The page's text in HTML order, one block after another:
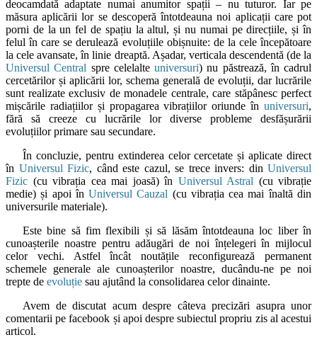
deocamdată adaptate numai anumitor spații – nu tuturor. Iar pe
măsura aplicării lor se descoperă întotdeauna noi aplicații care pot
porni de la un fel de spațiu la altul, și nu numai pe direcțiile, și în
felul în care se derulează evoluțiile obișnuite: de la cele începătoare
la cele avansate, în linie dreaptă. Așadar, verticala descendentă (de la
Universul Central spre celelalte universuri) nu păstrează, în cadrul
cercetărilor și aplicării lor, schema generală de evoluții, dar lucrările
sunt realizate exclusiv de monadele centrale, care stăpânesc perfect
mișcările radiațiilor și propagarea vibrațiilor oriunde în universuri,
fără să creeze cu lucrările lor diverse probleme desfășurării
evoluțiilor primare sau secundare.
În concluzie, pentru extinderea celor cercetate și aplicate direct
în Universul Fizic, când este cazul, se trece invers: din Universul
Fizic (cu vibrația cea mai joasă) în Universul Astral (cu vibrație
medie) și apoi înUniversul Cauzal (cu vibrația cea mai înaltă din
universurile materiale).
Este bine să fim flexibili și să lăsăm întotdeauna loc liber în
cunoașterile noastre pentru adăugări de noi înțelegeri în mijlocul
celor vechi. Astfel încât noutățile reconfigurează permanent
schemele generale ale cunoașterilor noastre, ducându-ne pe noi
trepte de evoluție sau ajutând la consolidarea celor dinainte.
Avem de discutat acum despre câteva precizări asupra unor
comentarii pe facebook și apoi despre subiectul propriu zis al acestui
articol.